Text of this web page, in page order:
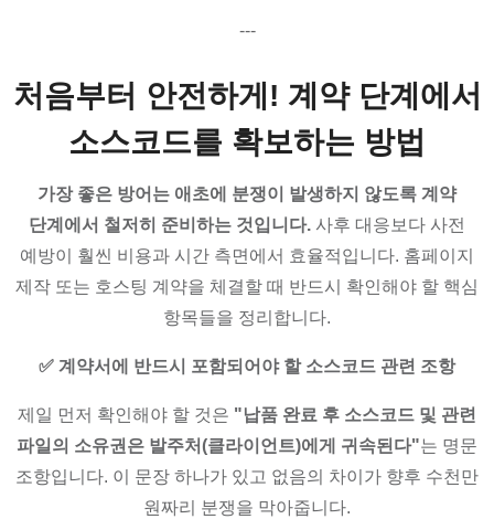
---
처음부터 안전하게! 계약 단계에서
소스코드를 확보하는 방법
가장 좋은 방어는 애초에 분쟁이 발생하지 않도록 계약
단계에서 철저히 준비하는 것입니다. 사후 대응보다 사전
예방이 훨씬 비용과 시간 측면에서 효율적입니다. 홈페이지
제작 또는 호스팅 계약을 체결할 때 반드시 확인해야 할 핵심
항목들을 정리합니다.
✅ 계약서에 반드시 포함되어야 할 소스코드 관련 조항
제일 먼저 확인해야 할 것은 "납품 완료 후 소스코드 및 관련
파일의 소유권은 발주처(클라이언트)에게 귀속된다"는 명문
조항입니다. 이 문장 하나가 있고 없음의 차이가 향후 수천만
원짜리 분쟁을 막아줍니다.